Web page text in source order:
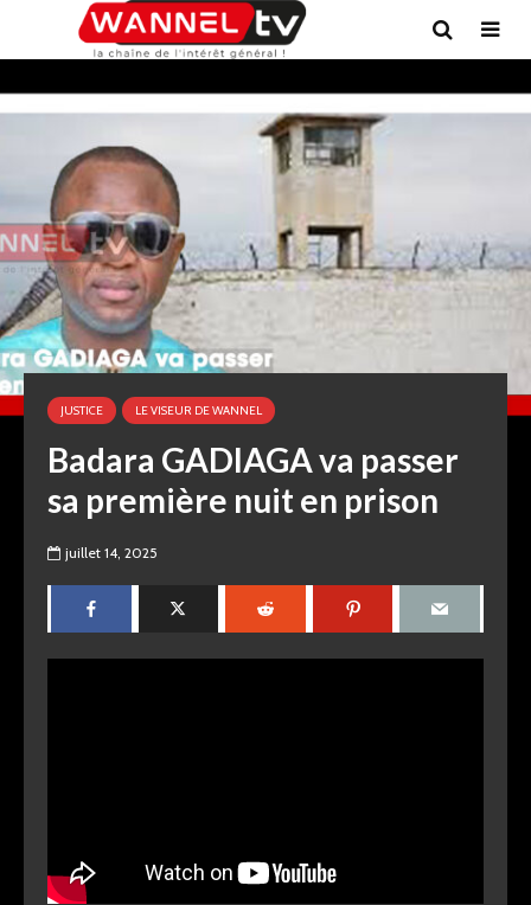
JUSTICE LE VISEUR DE WANNEL
Badara GADIAGA va passer
sa première nuit en prison
juillet 14, 2025